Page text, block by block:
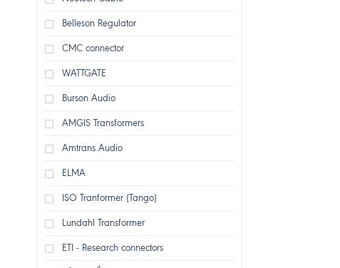
Belleson Regulator
CMC connector
WATTGATE
Burson Audio
AMGIS Transformers
Amtrans Audio
ELMA
ISO Tranformer (Tango)
Lundahl Transformer
ETI - Research connectors